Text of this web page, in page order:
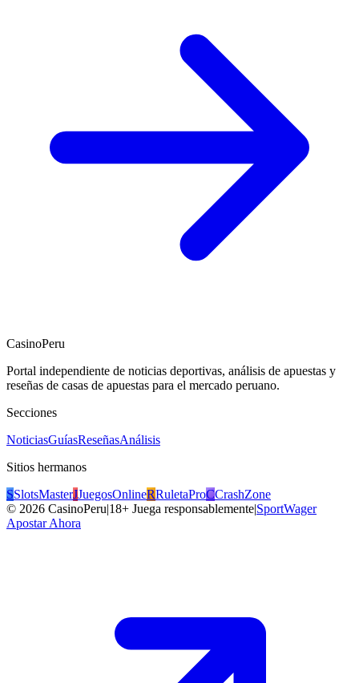
CasinoPeru
Portal independiente de noticias deportivas, análisis de apuestas y
reseñas de casas de apuestas para el mercado peruano.
Secciones
NoticiasGuíasReseñasAnálisis
Sitios hermanos
SSlotsMasterJJuegosOnlineRRuletaProCCrashZone
© 2026 CasinoPeru|18+ Juega responsablemente|SportWager
Apostar Ahora